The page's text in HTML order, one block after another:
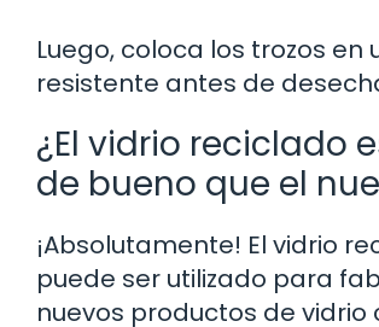
Luego, coloca los trozos en
resistente antes de
¿El vidrio reciclado
de bueno que el
¡Absolutamente! El vidrio
puede ser utilizado para
nuevos productos de vidrio